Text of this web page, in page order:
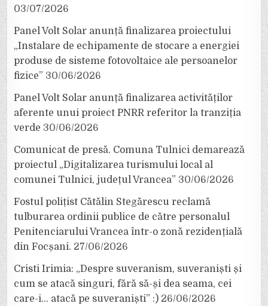
03/07/2026
Panel Volt Solar anunță finalizarea proiectului
„Instalare de echipamente de stocare a energiei
produse de sisteme fotovoltaice ale persoanelor
fizice” 30/06/2026
Panel Volt Solar anunță finalizarea activităților
aferente unui proiect PNRR referitor la tranziția
verde 30/06/2026
Comunicat de presă. Comuna Tulnici demarează
proiectul „Digitalizarea turismului local al
comunei Tulnici, județul Vrancea” 30/06/2026
Fostul polițist Cătălin Stegărescu reclamă
tulburarea ordinii publice de către personalul
Penitenciarului Vrancea într-o zonă rezidențială
din Focșani. 27/06/2026
Cristi Irimia: „Despre suveranism, suveraniști și
cum se atacă singuri, fără să-și dea seama, cei
care-i… atacă pe suveraniști” :) 26/06/2026